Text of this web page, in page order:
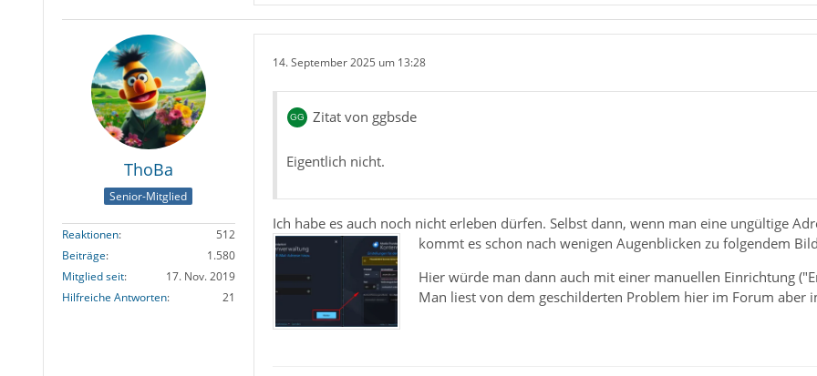
ThoBa
Senior-Mitglied
Reaktionen
512
Beiträge
1.580
Mitglied seit
17. Nov. 2019
Hilfreiche Antworten
21
14. September 2025 um 13:28
Zitat von ggbsde
Eigentlich nicht.
Ich habe es auch noch nicht erleben dürfen. Selbst dann, wenn man eine ungültige
kommt es schon nach wenigen Augenblicken zu folgendem
Hier würde man dann auch mit einer manuellen Einrichtung
Man liest von dem geschilderten Problem hier im Forum aber